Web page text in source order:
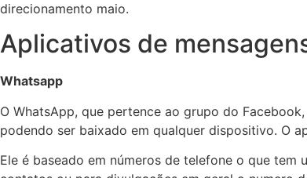
direcionamento maio.
Aplicativos de
Whatsapp
O WhatsApp, que pertence ao grupo do
podendo ser baixado em qualquer dispositivo. O
Ele é baseado em números de telefone o que